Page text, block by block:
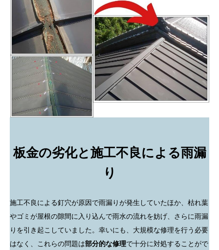
板金の劣化と施工不良による雨漏
り
施工不良による釘穴が原因で雨漏りが発生していたほか、枯れ葉
やゴミが屋根の隙間に入り込んで雨水の流れを妨げ、さらに雨漏
りを引き起こしていました。幸いにも、大規模な修理を行う必要
はなく、これらの問題は部分的な修理で十分に対処することがで